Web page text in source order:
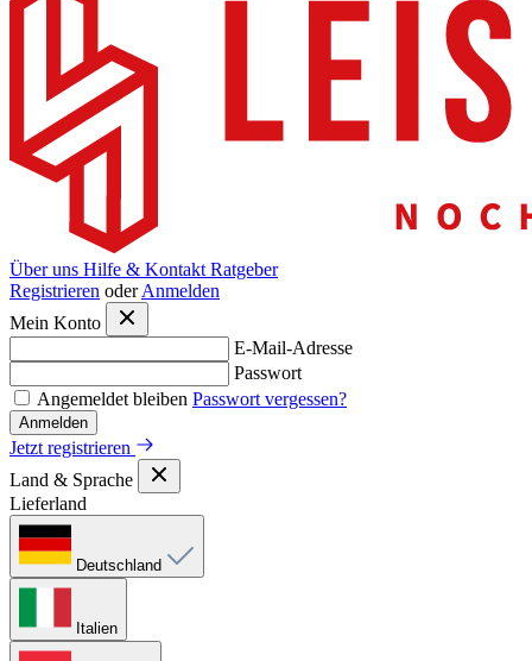
Über uns Hilfe & Kontakt Ratgeber
Registrieren oder Anmelden
Mein Konto
E-Mail-Adresse
Passwort
Angemeldet bleiben Passwort vergessen?
Anmelden
Jetzt registrieren
Land & Sprache
Lieferland
Deutschland
Italien